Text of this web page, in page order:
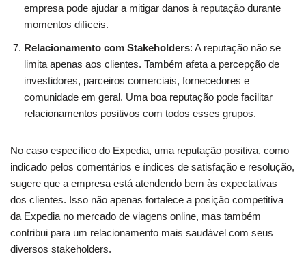
empresa pode ajudar a mitigar danos à reputação durante
momentos difíceis.
Relacionamento com Stakeholders: A reputação não se
limita apenas aos clientes. Também afeta a percepção de
investidores, parceiros comerciais, fornecedores e
comunidade em geral. Uma boa reputação pode facilitar
relacionamentos positivos com todos esses grupos.
No caso específico do Expedia, uma reputação positiva, como
indicado pelos comentários e índices de satisfação e resolução,
sugere que a empresa está atendendo bem às expectativas
dos clientes. Isso não apenas fortalece a posição competitiva
da Expedia no mercado de viagens online, mas também
contribui para um relacionamento mais saudável com seus
diversos stakeholders.